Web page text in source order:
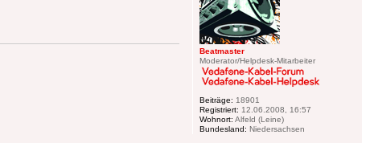
Beatmaster
Moderator/Helpdesk-Mitarbeiter
Beiträge: 18901
Registriert: 12.06.2008, 16:57
Wohnort: Alfeld (Leine)
Bundesland: Niedersachsen